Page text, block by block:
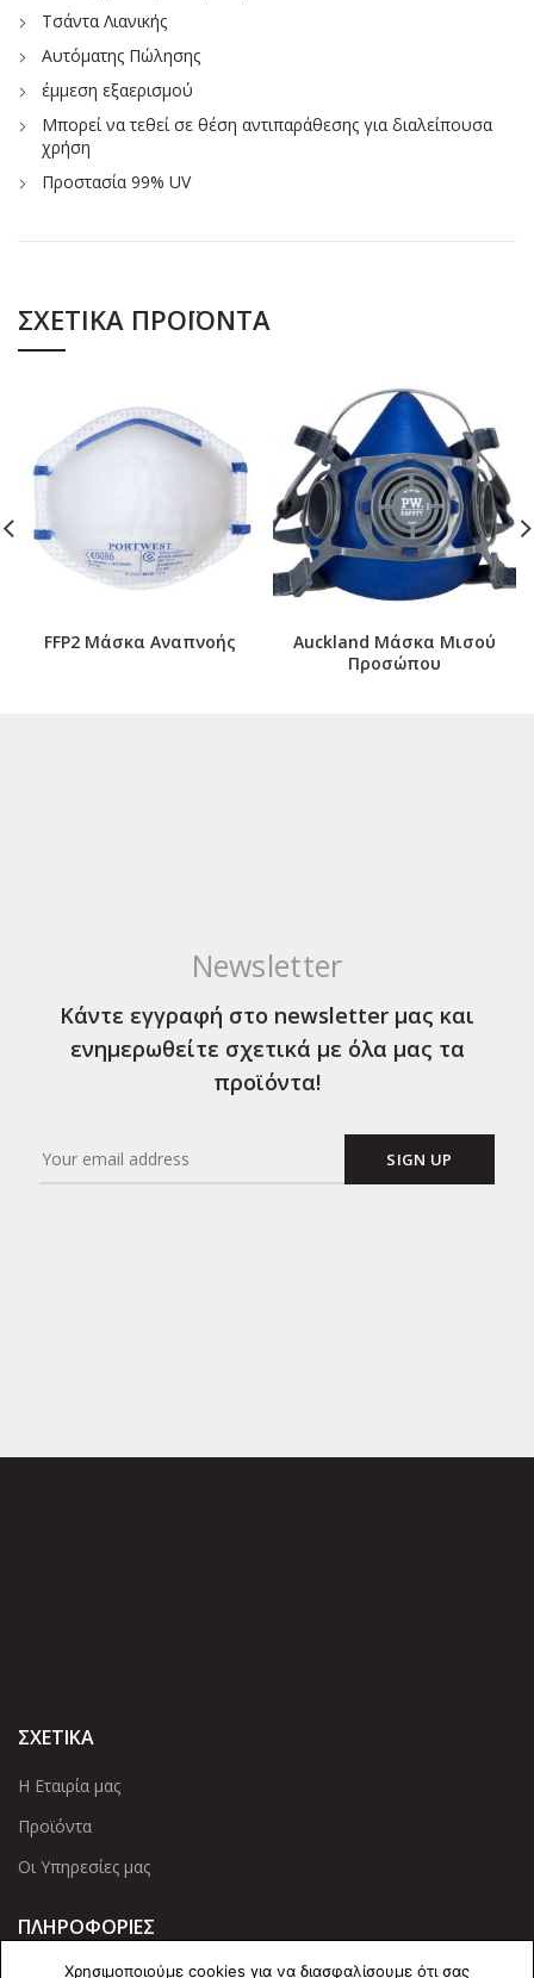
Τσάντα Λιανικής
Αυτόματης Πώλησης
έμμεση εξαερισμού
Μπορεί να τεθεί σε θέση αντιπαράθεσης για διαλείπουσα
χρήση
Προστασία 99% UV
ΣΧΕΤΙΚΆ ΠΡΟΪΌΝΤΑ
FFP2 Μάσκα Αναπνοής
Auckland Μάσκα Μισού
Προσώπου
Newsletter
Κάντε εγγραφή στο newsletter μας και
ενημερωθείτε σχετικά με όλα μας τα
προϊόντα!
ΣΧΕΤΙΚΑ
Η Εταιρία μας
Προϊόντα
Οι Υπηρεσίες μας
ΠΛΗΡΟΦΟΡΙΕΣ
Χρησιμοποιούμε cookies για να διασφαλίσουμε ότι σας